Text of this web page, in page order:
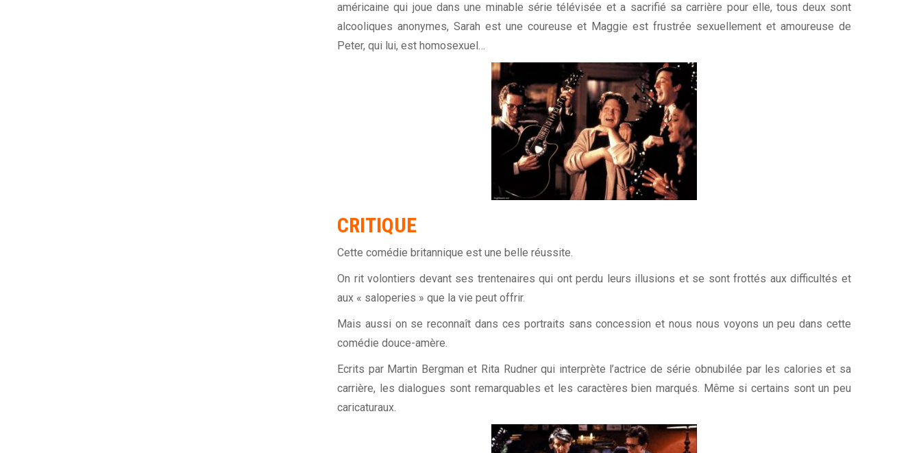
américaine qui joue dans une minable série télévisée et a sacrifié sa carrière pour elle, tous deux sont
alcooliques anonymes, Sarah est une coureuse et Maggie est frustrée sexuellement et amoureuse de
Peter, qui lui, est homosexuel…
CRITIQUE
Cette comédie britannique est une belle réussite.
On rit volontiers devant ses trentenaires qui ont perdu leurs illusions et se sont frottés aux difficultés et
aux « saloperies » que la vie peut offrir.
Mais aussi on se reconnaît dans ces portraits sans concession et nous nous voyons un peu dans cette
comédie douce-amère.
Ecrits par Martin Bergman et Rita Rudner qui interprète l’actrice de série obnubilée par les calories et sa
carrière, les dialogues sont remarquables et les caractères bien marqués. Même si certains sont un peu
caricaturaux.